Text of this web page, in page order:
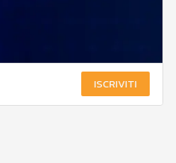
ISCRIVITI